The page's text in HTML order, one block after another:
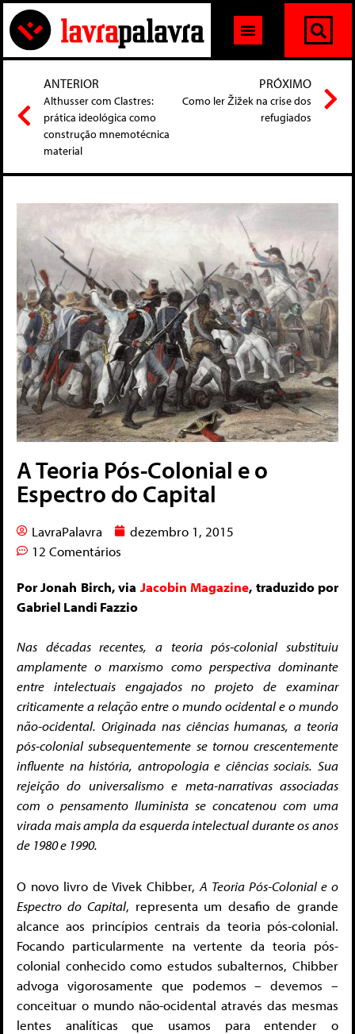
ANTERIOR
Althusser com Clastres:
prática ideológica como
construção mnemotécnica
material
PRÓXIMO
Como ler Žižek na crise dos
refugiados
A Teoria Pós-Colonial e o
Espectro do Capital
LavraPalavra
dezembro 1, 2015
12 Comentários
Por Jonah Birch, via Jacobin Magazine, traduzido por
Gabriel Landi Fazzio
Nas décadas recentes, a teoria pós-colonial substituiu
amplamente o marxismo como perspectiva dominante
entre intelectuais engajados no projeto de examinar
criticamente a relação entre o mundo ocidental eo mundo
não-ocidental. Originada nas ciências humanas, a teoria
pós-colonial subsequentemente se tornou crescentemente
influente na história, antropologia e ciências sociais. Sua
rejeição do universalismo e meta-narrativas associadas
com o pensamento Iluminista se concatenou com uma
virada mais ampla da esquerda intelectual durante os anos
de 1980 e 1990.
O novo livro de Vivek Chibber, A Teoria Pós-Colonial e o
Espectro do Capital, representa um desafio de grande
alcance aos princípios centrais da teoria pós-colonial.
Focando particularmente na vertente da teoria pós-
colonial conhecido como estudos subalternos, Chibber
advoga vigorosamente que podemos – devemos –
conceituar o mundo não-ocidental através das mesmas
lentes analíticas que usamos para entender o